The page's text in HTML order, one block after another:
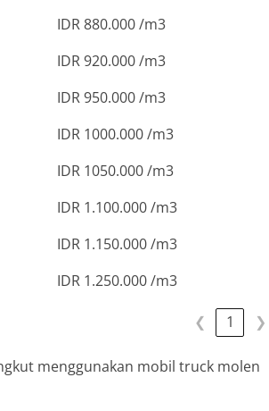
IDR 880.000 /m3
IDR 920.000 /m3
IDR 950.000 /m3
IDR 1000.000 /m3
IDR 1050.000 /m3
IDR 1.100.000 /m3
IDR 1.150.000 /m3
IDR 1.250.000 /m3
❮ 1 ❯
menggunakan mobil truck molen